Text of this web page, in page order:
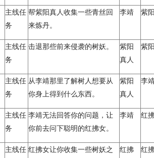
主线任
务
帮紫阳真人收集一些青丝回
来炼丹。
李靖 紫
主线任
务
击退那些前来侵袭的树妖。
紫阳
真人
紫
主线任
务
从李靖那里了解树人想要从
你身上得到什么东西。
紫阳
真人
李
主线任
务
李靖无法回答你的问题，让
你前去问下聪明的红拂女。
李靖 红
主线任 红拂女让你收集一些树妖之
红拂
红